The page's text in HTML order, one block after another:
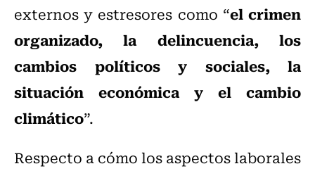
externos y estresores como “el crimen
organizado, la delincuencia, los
cambios políticos y sociales, la
situación económica y el cambio
climático”.
Respecto a cómo los aspectos laborales